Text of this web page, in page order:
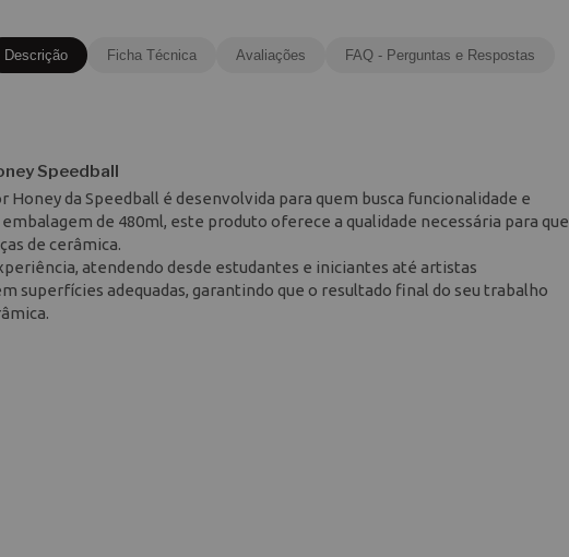
Descrição Ficha Técnica Avaliações FAQ - Perguntas e Respostas
Speedball
da Speedball é desenvolvida para quem busca funcionalidade e
de 480ml, este produto oferece a qualidade necessária para que
de cerâmica.
atendendo desde estudantes e iniciantes até artistas
superfícies adequadas, garantindo que o resultado final do seu trabalho